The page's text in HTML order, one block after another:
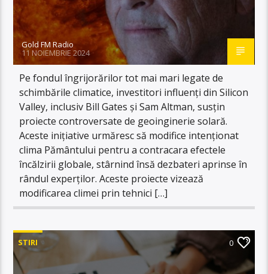
Gold FM Radio
11 NOIEMBRIE 2024
Pe fondul îngrijorărilor tot mai mari legate de
schimbările climatice, investitori influenți din Silicon
Valley, inclusiv Bill Gates și Sam Altman, susțin
proiecte controversate de geoinginerie solară.
Aceste inițiative urmăresc să modifice intenționat
clima Pământului pentru a contracara efectele
încălzirii globale, stârnind însă dezbateri aprinse în
rândul experților. Aceste proiecte vizează
modificarea climei prin tehnici […]
STIRI 0